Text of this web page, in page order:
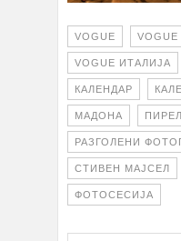
VOGUE
VOGUE ИТАЛИЈА
КАЛЕНДАР
МАДОНА
РАЗГОЛЕНИ
СТИВЕН МАЈСЕЛ
ФОТОСЕСИЈА